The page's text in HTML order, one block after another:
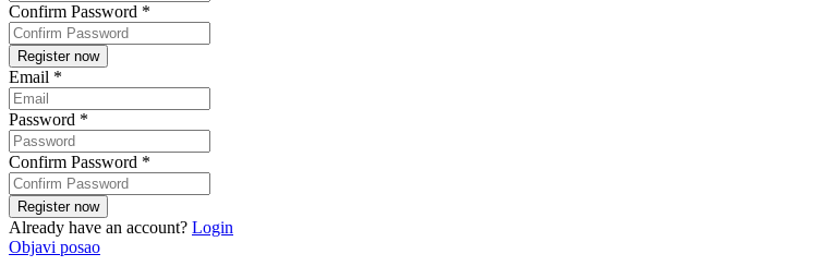
Confirm Password *
Email *
Password *
Confirm Password *
Already have an account? Login
Objavi posao